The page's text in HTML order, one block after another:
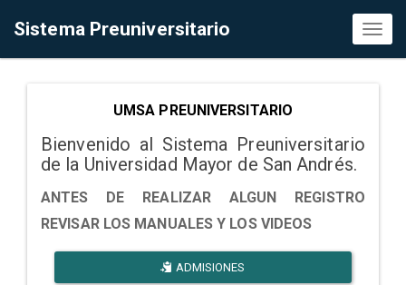
Sistema Preuniversitario
UMSA PREUNIVERSITARIO
Bienvenido al Sistema Preuniversitario
de la Universidad Mayor de San Andrés.
ANTES DE REALIZAR ALGUN REGISTRO
REVISAR LOS MANUALES Y LOS VIDEOS
ADMISIONES